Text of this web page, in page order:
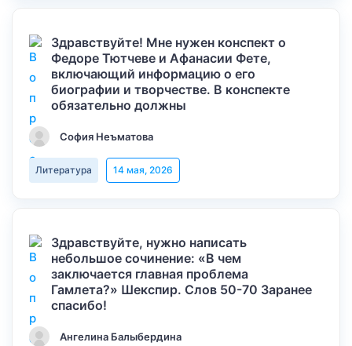
Здравствуйте! Мне нужен конспект о
Федоре Тютчеве и Афанасии Фете,
включающий информацию о его
биографии и творчестве. В конспекте
обязательно должны
София Неъматова
Литература 14 мая, 2026
Здравствуйте, нужно написать
небольшое сочинение: «В чем
заключается главная проблема
Гамлета?» Шекспир. Слов 50-70 Заранее
спасибо!
Ангелина Балыбердина